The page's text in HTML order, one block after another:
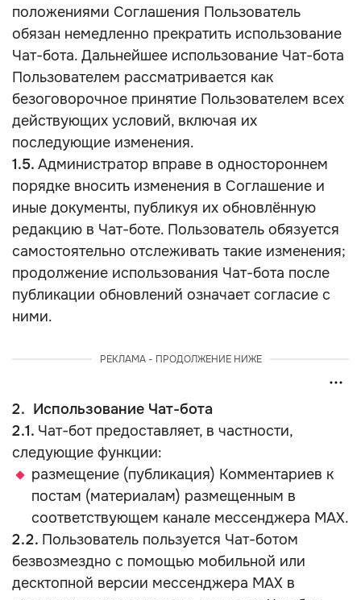
положениями Соглашения Пользователь
обязан немедленно прекратить использование
Чат-бота. Дальнейшее использование Чат-бота
Пользователем рассматривается как
безоговорочное принятие Пользователем всех
действующих условий, включая их
последующие изменения.
1.5. Администратор вправе в одностороннем
порядке вносить изменения в Соглашение и
иные документы, публикуя их обновлённую
редакцию в Чат-боте. Пользователь обязуется
самостоятельно отслеживать такие изменения;
продолжение использования Чат-бота после
публикации обновлений означает согласие с
ними.
РЕКЛАМА - ПРОДОЛЖЕНИЕ НИЖЕ
2. Использование Чат-бота
2.1. Чат-бот предоставляет, в частности,
следующие функции:
размещение (публикация) Комментариев к
постам (материалам) размещенным в
соответствующем канале мессенджера MAX.
2.2. Пользователь пользуется Чат-ботом
безвозмездно с помощью мобильной или
десктопной версии мессенджера MAX в